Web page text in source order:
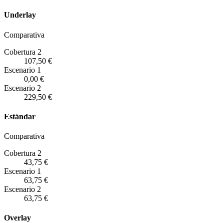
Underlay
Comparativa
Cobertura 2
107,50 €
Escenario 1
0,00 €
Escenario 2
229,50 €
Estándar
Comparativa
Cobertura 2
43,75 €
Escenario 1
63,75 €
Escenario 2
63,75 €
Overlay